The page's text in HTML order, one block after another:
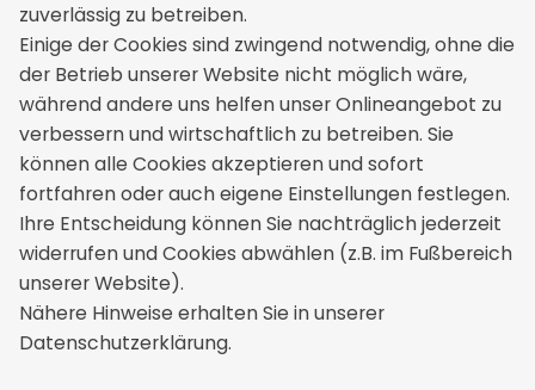
zuverlässig zu betreiben.
Einige der Cookies sind zwingend notwendig, ohne die
der Betrieb unserer Website nicht möglich wäre,
während andere uns helfen unser Onlineangebot zu
verbessern und wirtschaftlich zu betreiben. Sie
können alle Cookies akzeptieren und sofort
fortfahren oder auch eigene Einstellungen festlegen.
Ihre Entscheidung können Sie nachträglich jederzeit
widerrufen und Cookies abwählen (z.B. im Fußbereich
unserer Website).
Nähere Hinweise erhalten Sie in unserer
Datenschutzerklärung.
Kontakt
Thomas Mendau Versicherungsmakler
Dorfstraße 9a
39175 Wahlitz
+49 39200 76617
info[at]mendau-versicherungen.de
Rechtliches
Impressum